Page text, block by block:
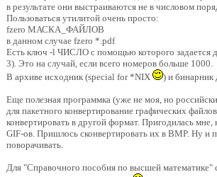
в результате они выстраиваются не в числовом
Пользоваться утилитой очень просто:
fzero МАСКА_ФАЙЛОВ
в данном случае fzero *.pdf
Есть ключ -l ЧИСЛО с помощью которого задается
3). Это на случай, если всего номеров больше 1000.
В архиве исходник (special for *NIX
) и бинарник
Еще полезная программка (уже не моя, но
для пакетного конвертирование графических
конвертировать в другой формат. Пригодилась
GIF-ов. Пришлось сконвертировать их в BMP. Ну и
поворачивать.
Для "Справочного пособия по высшей математике"